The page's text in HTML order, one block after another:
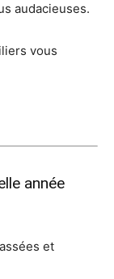
audacieuses.
vous
année
et